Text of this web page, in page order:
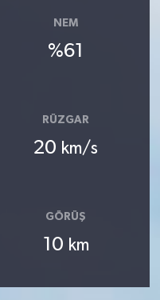
NEM
%61
RÜZGAR
20 km/s
GÖRÜŞ
10 km